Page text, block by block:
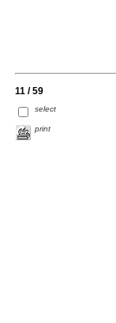
11 / 59
select
print